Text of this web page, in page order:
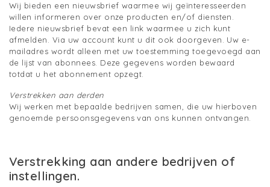
Wij bieden een nieuwsbrief waarmee wij geïnteresseerden
willen informeren over onze producten en/of diensten.
Iedere nieuwsbrief bevat een link waarmee u zich kunt
afmelden. Via uw account kunt u dit ook doorgeven. Uw e-
mailadres wordt alleen met uw toestemming toegevoegd aan
de lijst van abonnees. Deze gegevens worden bewaard
totdat u het abonnement opzegt.
Verstrekken aan derden
Wij werken met bepaalde bedrijven samen, die uw hierboven
genoemde persoonsgegevens van ons kunnen ontvangen.
Verstrekking aan andere bedrijven of
instellingen.